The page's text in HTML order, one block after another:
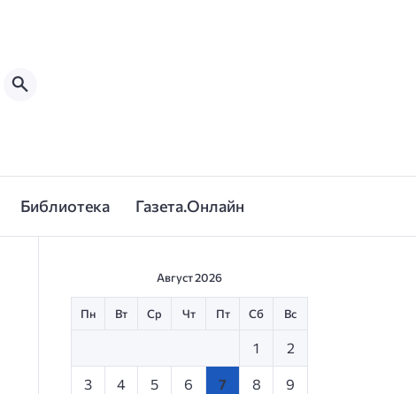
Библиотека Газета.Онлайн
Август 2026
Пн Вт Ср Чт Пт Сб Вс
1 2
3 4 5 6 7 8 9